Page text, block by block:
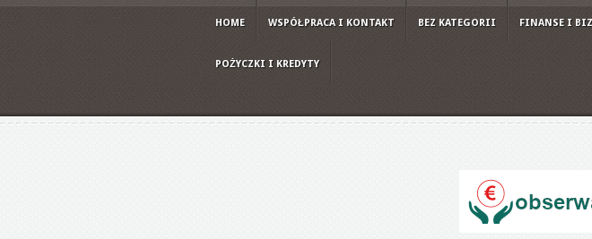
HOME WSPÓŁPRACA I KONTAKT BEZ KATEGORII FINANSE I
POŻYCZKI I KREDYTY